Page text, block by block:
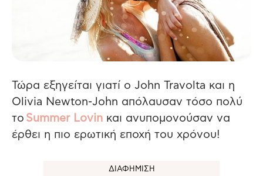
Τώρα εξηγείται γιατί ο John Travolta και η
Olivia Newton-John απόλαυσαν τόσο πολύ
το Summer Lovin και ανυπομονούσαν να
έρθει η πιο ερωτική εποχή του χρόνου!